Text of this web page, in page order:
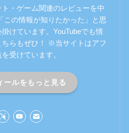
・ゲーム関連のレビューを中
この情報が知りたかった」と思
けています。YouTubeでも情
らもぜひ！ ※当サイトはアフ
受けています。
ールをもっと見る